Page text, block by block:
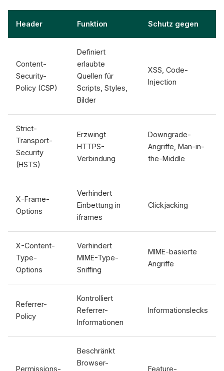
Header Funktion Schutz gegen
Content-
Security-
Policy (CSP)
Definiert
erlaubte
Quellen für
Scripts, Styles,
Bilder
XSS, Code-
Injection
Strict-
Transport-
Security
(HSTS)
Erzwingt
HTTPS-
Verbindung
Downgrade-
Angriffe, Man-in-
the-Middle
X-Frame-
Options
Verhindert
Einbettung in
iframes
Clickjacking
X-Content-
Type-
Options
Verhindert
MIME-Type-
Sniffing
MIME-basierte
Angriffe
Referrer-
Policy
Kontrolliert
Referrer-
Informationen
Informationslecks
Permissions-
Beschränkt
Browser-
Feature-